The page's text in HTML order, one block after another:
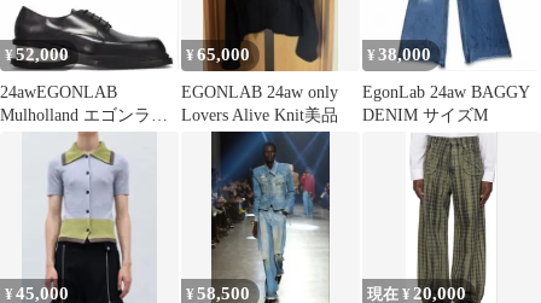
¥52,000
24awEGONLAB
Mulholland エゴンラ
ボ スクエアトゥ
¥65,000
EGONLAB 24aw only
Lovers Alive Knit美品
¥ 38,000
EgonLab 24aw BAGGY
DENIM サイズM
¥45,000 ¥58,500 現在 ¥ 20,000